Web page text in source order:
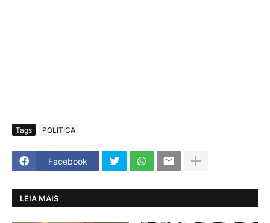
Tags POLITICA
Facebook
LEIA MAIS